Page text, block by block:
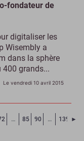
fondateur de
digitaliser les
Wisembly a
dans la sphère
400 grands...
Le vendredi 10 avril 2015
… 85 90 … 139 ►